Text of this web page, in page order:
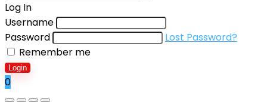
Log In
Username
Password
Lost Password?
Remember me
Login
0